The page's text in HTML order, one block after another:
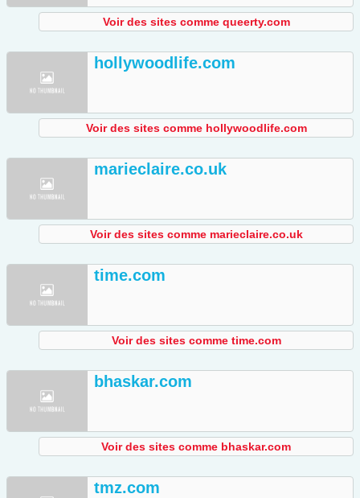
Voir des sites comme queerty.com
hollywoodlife.com
Voir des sites comme hollywoodlife.com
marieclaire.co.uk
Voir des sites comme marieclaire.co.uk
time.com
Voir des sites comme time.com
bhaskar.com
Voir des sites comme bhaskar.com
tmz.com